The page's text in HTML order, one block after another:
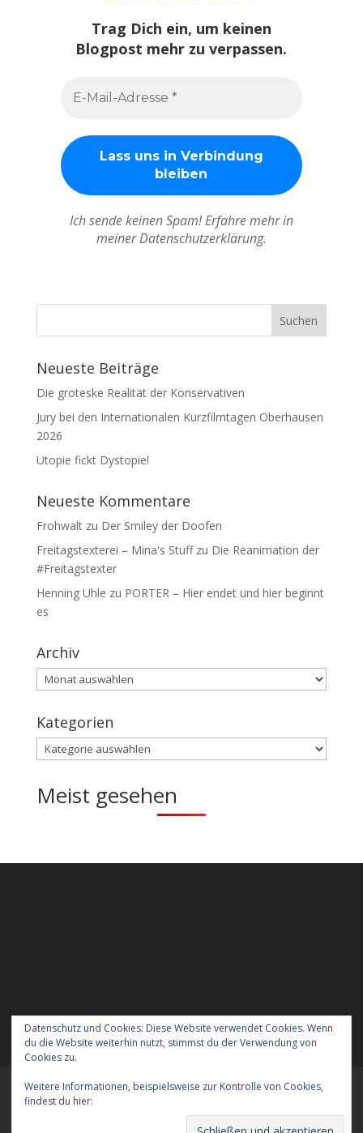
Trag Dich ein, um keinen
Blogpost mehr zu verpassen.
Ich sende keinen Spam! Erfahre mehr in
meiner Datenschutzerklärung.
Neueste Beiträge
Die groteske Realität der Konservativen
Jury bei den Internationalen Kurzfilmtagen Oberhausen
2026
Utopie fickt Dystopie!
Neueste Kommentare
Frohwaltzu Der Smiley der Doofen
Freitagstexterei – Mina's Stuffzu Die Reanimation der
#Freitagstexter
Henning Uhle zu PORTER – Hier endet und hier beginnt
es
Archiv
Archiv
Kategorien
Kategorien
Meist gesehen
Datenschutz und Cookies: Diese Website verwendet Cookies. Wenn
du die Website weiterhin nutzt, stimmst du der Verwendung von
Cookies zu.
Weitere Informationen, beispielsweise zur Kontrolle von Cookies,
findest du hier:
Meraner Höhenweg wandern mit Hund
Verreisen mit Hund nach England
Das Impressum